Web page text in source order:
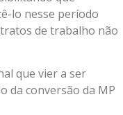
lo nesse período
de trabalho não
que vier a ser
da conversão da MP